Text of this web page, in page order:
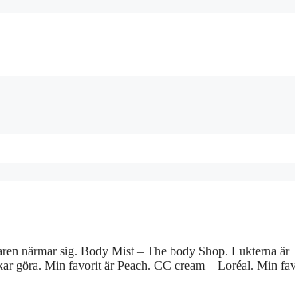
närmar sig. Body Mist – The body Shop. Lukterna är
göra. Min favorit är Peach. CC cream – Loréal. Min